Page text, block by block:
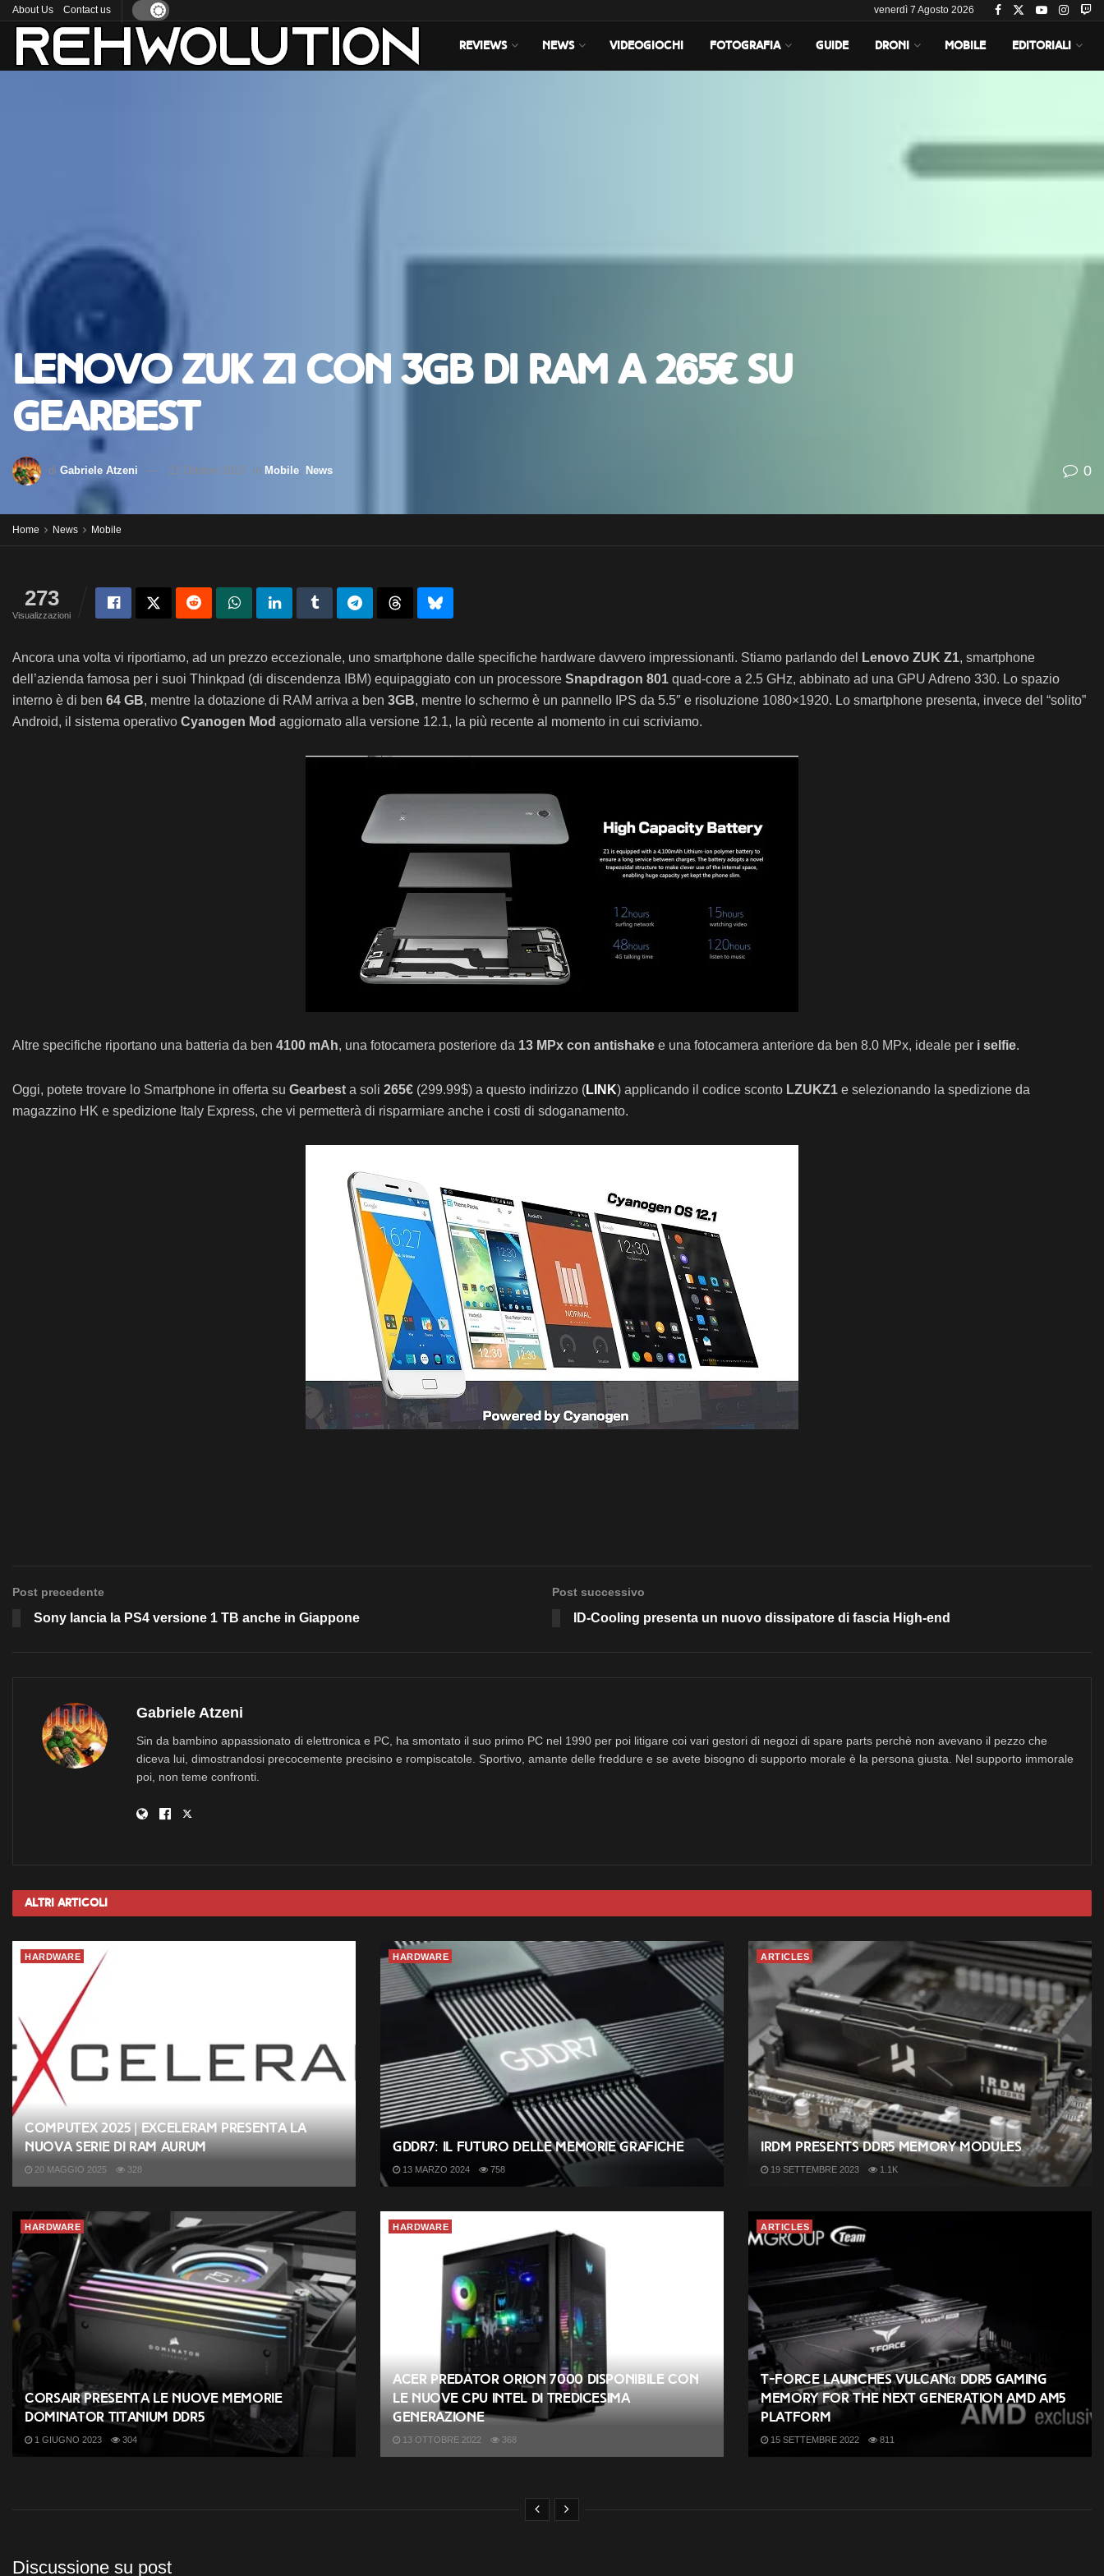
About Us Contact us venerdì 7 Agosto 2026
REVIEWS NEWS VIDEOGIOCHI FOTOGRAFIA GUIDE DRONI MOBILE EDITORIALI
Lenovo ZUK Z1 con 3GB di RAM a 265€ su
Gearbest
di Gabriele Atzeni 21 Ottobre 2015 in Mobile News 0
Home News Mobile
273
Visualizzazioni
Ancora una volta vi riportiamo, ad un prezzo eccezionale, uno smartphone dalle specifiche hardware davvero impressionanti. Stiamo parlando del Lenovo ZUK Z1, smartphone
dell’azienda famosa per i suoi Thinkpad (di discendenza IBM) equipaggiato con un processore Snapdragon 801 quad-core a 2.5 GHz, abbinato ad una GPU Adreno 330. Lo spazio
interno è di ben 64 GB, mentre la dotazione di RAM arriva a ben 3GB, mentre lo schermo è un pannello IPS da 5.5″ e risoluzione 1080×1920. Lo smartphone presenta, invece del “solito”
Android, il sistema operativo Cyanogen Mod aggiornato alla versione 12.1, la più recente al momento in cui scriviamo.
Altre specifiche riportano una batteria da ben 4100 mAh, una fotocamera posteriore da 13 MPx con antishake e una fotocamera anteriore da ben 8.0 MPx, ideale per i selfie.
Oggi, potete trovare lo Smartphone in offerta su Gearbest a soli 265€ (299.99$) a questo indirizzo (LINK) applicando il codice sconto LZUKZ1 e selezionando la spedizione da
magazzino HK e spedizione Italy Express, che vi permetterà di risparmiare anche i costi di sdoganamento.
Post precedente
Sony lancia la PS4 versione 1 TB anche in Giappone
Post successivo
ID-Cooling presenta un nuovo dissipatore di fascia High-end
Gabriele Atzeni
Sin da bambino appassionato di elettronica e PC, ha smontato il suo primo PC nel 1990 per poi litigare coi vari gestori di negozi di spare parts perchè non avevano il pezzo che
diceva lui, dimostrandosi precocemente precisino e rompiscatole. Sportivo, amante delle freddure e se avete bisogno di supporto morale è la persona giusta. Nel supporto immorale
poi, non teme confronti.
Altri Articoli
HARDWARE
Computex 2025 | Exceleram presenta la
nuova serie di RAM Aurum
20 MAGGIO 2025 328
HARDWARE
GDDR7: il futuro delle memorie grafiche
13 MARZO 2024 758
ARTICLES
IRDM presents DDR5 memory modules
19 SETTEMBRE 2023 1.1K
HARDWARE
Corsair presenta le nuove memorie
Dominator Titanium DDR5
1 GIUGNO 2023 304
HARDWARE
Acer Predator Orion 7000 disponibile con
le nuove CPU Intel di tredicesima
generazione
13 OTTOBRE 2022 368
ARTICLES
T-FORCE Launches VULCANα DDR5 Gaming
Memory for the Next Generation AMD AM5
Platform
15 SETTEMBRE 2022 811
Discussione su post